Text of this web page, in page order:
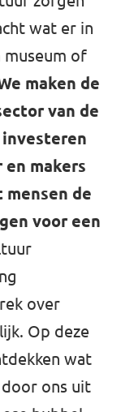
wat er in
museum of
maken de
van de
makers
mensen de
voor een
over
Op deze
wat
ons uit